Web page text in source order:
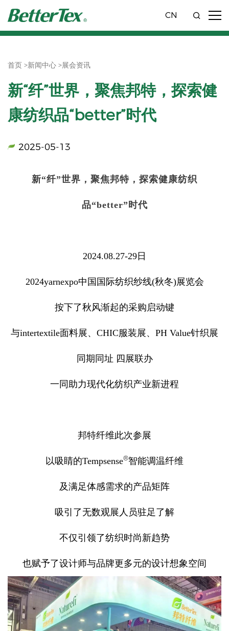
CN
首页 >新闻中心 >展会资讯
新“纤”世界，聚焦邦特，探索健
康纺织品“better”时代
2025-05-13
新“纤”世界，聚焦邦特，探索健康纺织
品“better”时代
2024.08.27-29日
2024yarnexpo中国国际纺织纱线(秋冬)展览会
按下了秋风渐起的采购启动键
与intertextile面料展、CHIC服装展、PH Value针织展
同期同址 四展联办
一同助力现代化纺织产业新进程
邦特纤维此次参展
以吸睛的Tempsense®智能调温纤维
及满足体感需求的产品矩阵
吸引了无数观展人员驻足了解
不仅引领了纺织时尚新趋势
也赋予了设计师与品牌更多元的设计想象空间